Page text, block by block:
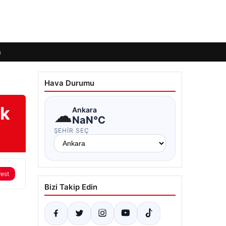
Hava Durumu
☁Ankara
NaN°C
ŞEHIR SEÇ
Bizi Takip Edin